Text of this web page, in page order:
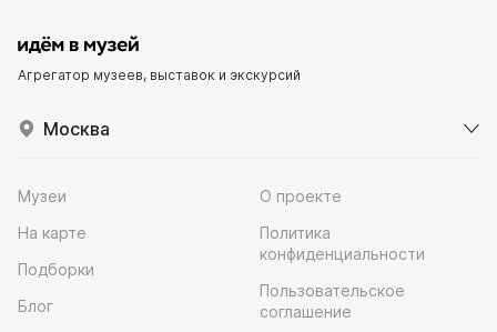
Агрегатор музеев, выставок и экскурсий
Москва
Музеи
На карте
Подборки
Блог
О проекте
Политика
конфиденциальности
Пользовательское
соглашение